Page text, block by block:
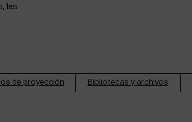
las
de proyección Bibliotecas y archivos